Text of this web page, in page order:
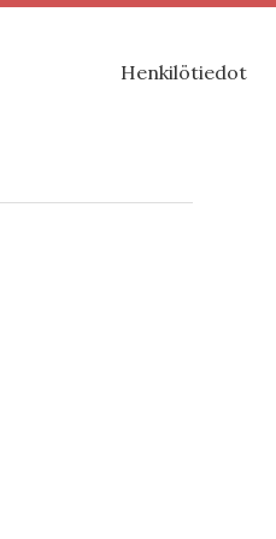
Henkilötiedot